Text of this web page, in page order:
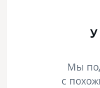
У
Мы
с